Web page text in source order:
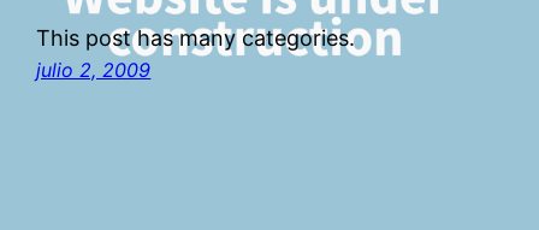
This post has many categories.
julio 2, 2009